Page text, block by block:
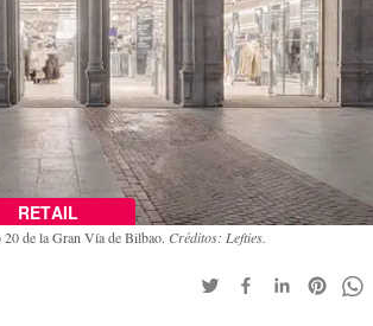
RETAIL
de la Gran Vía de Bilbao. Créditos: Lefties.